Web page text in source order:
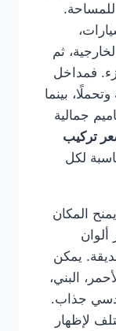
للمساحة.
ثم
فمداخل
بينما
جمالية
تركيب
لكل
المكان
ألوان
يمكن
البني،
جذاب.
لإظهار